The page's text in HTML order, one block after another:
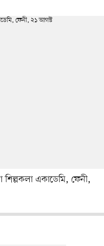
শিল্পকলা একাডেমি, ফেনী,